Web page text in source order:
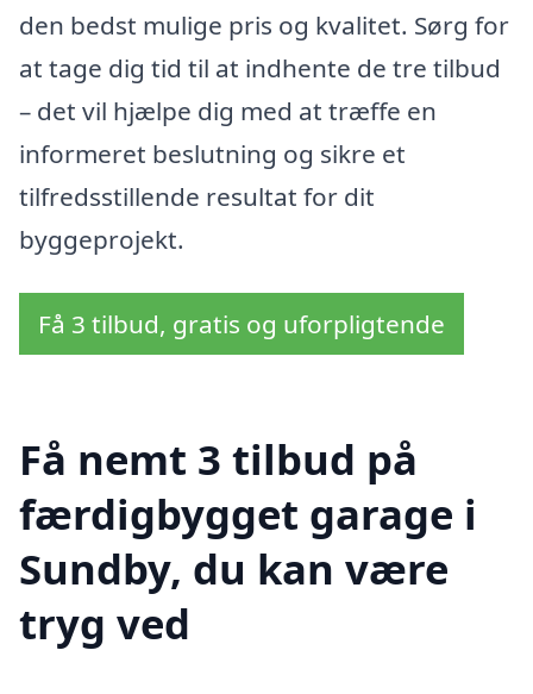
den bedst mulige pris og kvalitet. Sørg for
at tage dig tid til at indhente de tre tilbud
– det vil hjælpe dig med at træffe en
informeret beslutning og sikre et
tilfredsstillende resultat for dit
byggeprojekt.
Få 3 tilbud, gratis og uforpligtende
Få nemt 3 tilbud på
færdigbygget garage i
Sundby, du kan være
tryg ved